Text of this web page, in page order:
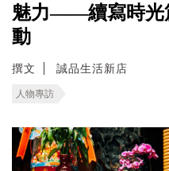
魅力——續寫時光
動
撰文 誠品生活新店
人物專訪